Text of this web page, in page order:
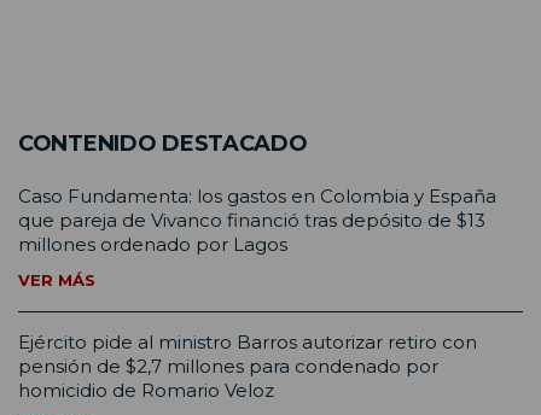
CONTENIDO DESTACADO
Caso Fundamenta: los gastos en Colombia y España
que pareja de Vivanco financió tras depósito de $13
millones ordenado por Lagos
VER MÁS
Ejército pide al ministro Barros autorizar retiro con
pensión de $2,7 millones para condenado por
homicidio de Romario Veloz